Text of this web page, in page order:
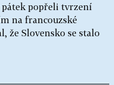
popřeli tvrzení
na francouzské
že Slovensko se stalo